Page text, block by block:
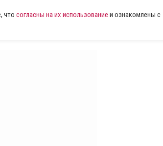
что согласны на их использование и ознакомлены с